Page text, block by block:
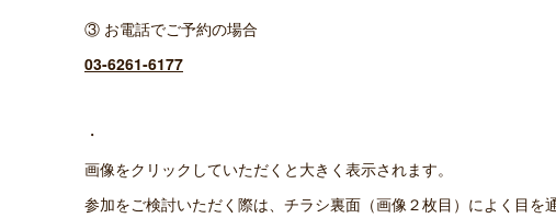
③ お電話でご予約の場合
03-6261-6177
・
画像をクリックしていただくと大きく表示されます。
参加をご検討いただく際は、チラシ裏面（画像２枚目）によく目を